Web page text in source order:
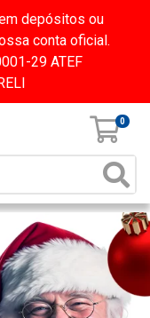
depósitos ou
conta oficial.
29 ATEF
0